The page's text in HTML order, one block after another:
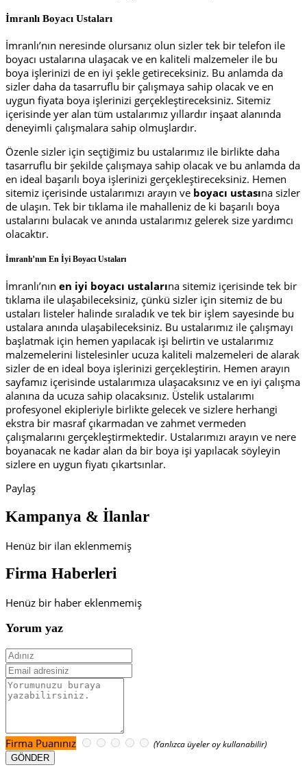
İmranlı Boyacı Ustaları
İmranlı’nın neresinde olursanız olun sizler tek bir telefon ile
boyacı ustalarına ulaşacak ve en kaliteli malzemeler ile bu
boya işlerinizi de en iyi şekle getireceksiniz. Bu anlamda da
sizler daha da tasarruflu bir çalışmaya sahip olacak ve en
uygun fiyata boya işlerinizi gerçekleştireceksiniz. Sitemiz
içerisinde yer alan tüm ustalarımız yıllardır inşaat alanında
deneyimli çalışmalara sahip olmuşlardır.
Özenle sizler için seçtiğimiz bu ustalarımız ile birlikte daha
tasarruflu bir şekilde çalışmaya sahip olacak ve bu anlamda da
en ideal başarılı boya işlerinizi gerçekleştireceksiniz. Hemen
sitemiz içerisinde ustalarımızı arayın ve boyacı ustasına sizler
de ulaşın. Tek bir tıklama ile mahalleniz de ki başarılı boya
ustalarını bulacak ve anında ustalarımız gelerek size yardımcı
olacaktır.
İmranlı’nın En İyi Boyacı Ustaları
İmranlı’nın en iyi boyacı ustalarına sitemiz içerisinde tek bir
tıklama ile ulaşabileceksiniz, çünkü sizler için sitemiz de bu
ustaları listeler halinde sıraladık ve tek bir işlem sayesinde bu
ustalara anında ulaşabileceksiniz. Bu ustalarımız ile çalışmayı
başlatmak için hemen yapılacak işi belirtin ve ustalarımız
malzemelerini listelesinler ucuza kaliteli malzemeleri de alarak
sizler de en ideal boya işlerinizi gerçekleştirin. Hemen arayın
sayfamız içerisinde ustalarımıza ulaşacaksınız ve en iyi çalışma
alanına da ucuza sahip olacaksınız. Üstelik ustalarımı
profesyonel ekipleriyle birlikte gelecek ve sizlere herhangi
ekstra bir masraf çıkarmadan ve zahmet vermeden
çalışmalarını gerçekleştirmektedir. Ustalarımızı arayın ve nere
boyanacak ne kadar alan da bir boya işi yapılacak söyleyin
sizlere en uygun fiyatı çıkartsınlar.
Paylaş
Kampanya & İlanlar
Henüz bir ilan eklenmemiş
Firma Haberleri
Henüz bir haber eklenmemiş
Yorum yaz
Firma Puanınız (Yanlızca üyeler oy kullanabilir)